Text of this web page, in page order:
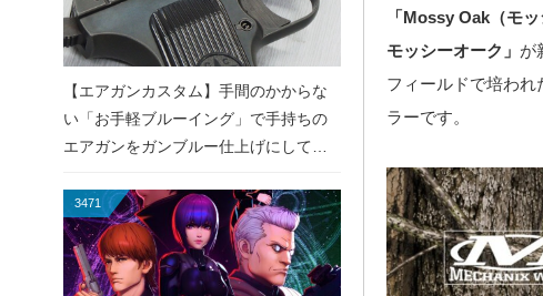
「Mossy Oak（モッ
モッシーオーク」 が
フィールドで培われ
ラーです。
【エアガンカスタム】手間のかからな
い「お手軽ブルーイング」で手持ちの
エアガンをガンブルー仕上げにしてみ
3471